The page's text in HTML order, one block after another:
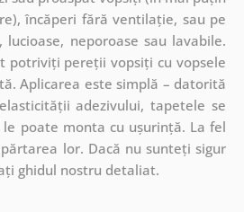
încăperi fără ventilație, sau pe
lucioase, neporoase sau lavabile.
potriviți pereții vopsiți cu vopsele
Aplicarea este simplă – datorită
adezivului, tapetele se
poate monta cu ușurință. La fel
lor. Dacă nu sunteți sigur
ghidul nostru detaliat.